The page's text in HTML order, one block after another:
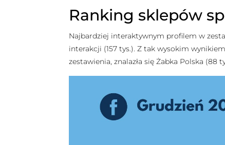
Ranking sklepów
Najbardziej interaktywnym profilem w
interakcji (157 tys.). Z tak wysokim
zestawienia, znalazła się Żabka Polska (88